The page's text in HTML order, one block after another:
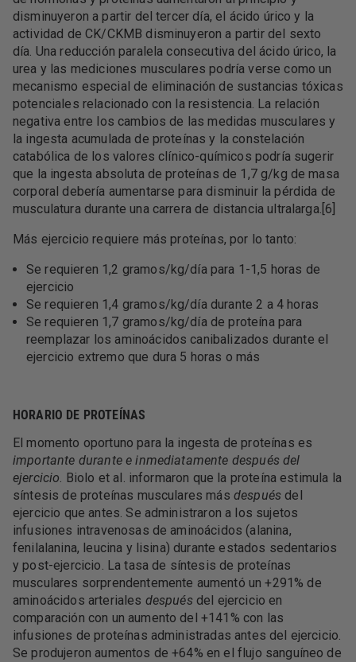
disminuyeron a partir del tercer día, el ácido úrico y la
actividad de CK/CKMB disminuyeron a partir del sexto
día. Una reducción paralela consecutiva del ácido úrico, la
urea y las mediciones musculares podría verse como un
mecanismo especial de eliminación de sustancias tóxicas
potenciales relacionado con la resistencia. La relación
negativa entre los cambios de las medidas musculares y
la ingesta acumulada de proteínas y la constelación
catabólica de los valores clínico-químicos podría sugerir
que la ingesta absoluta de proteínas de 1,7 g/kg de masa
corporal debería aumentarse para disminuir la pérdida de
musculatura durante una carrera de distancia ultralarga.[6]
Más ejercicio requiere más proteínas, por lo tanto:
Se requieren 1,2 gramos/kg/día para 1-1,5 horas de
ejercicio
Se requieren 1,4 gramos/kg/día durante 2 a 4 horas
Se requieren 1,7 gramos/kg/día de proteína para
reemplazar los aminoácidos canibalizados durante el
ejercicio extremo que dura 5 horas o más
HORARIO DE PROTEÍNAS
El momento oportuno para la ingesta de proteínas es
importante durante e inmediatamente después del
ejercicio. Biolo et al. informaron que la proteína estimula la
síntesis de proteínas musculares más después del
ejercicio que antes. Se administraron a los sujetos
infusiones intravenosas de aminoácidos (alanina,
fenilalanina, leucina y lisina) durante estados sedentarios
y post-ejercicio. La tasa de síntesis de proteínas
musculares sorprendentemente aumentó un +291% de
aminoácidos arteriales después del ejercicio en
comparación con un aumento del +141% con las
infusiones de proteínas administradas antes del ejercicio.
Se produjeron aumentos de +64% en el flujo sanguíneo de